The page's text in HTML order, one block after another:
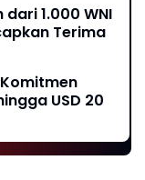
1.000 WNI
Terima
USD 20